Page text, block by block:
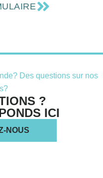
?
ICI
NOUS